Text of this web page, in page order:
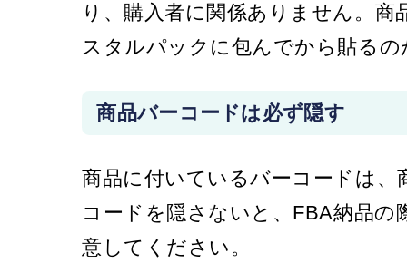
り、購入者に関係ありません。
スタルパックに包んでから貼るの
商品バーコードは必ず隠す
商品に付いているバーコードは
コードを隠さないと、FBA納品
意してください。